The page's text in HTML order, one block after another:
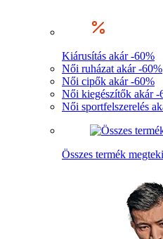
Kiárusítás akár -60%
Női ruházat akár -60%
Női cipők akár -60%
Női kiegészítők akár -
Női sportfelszerelés
Összes termék